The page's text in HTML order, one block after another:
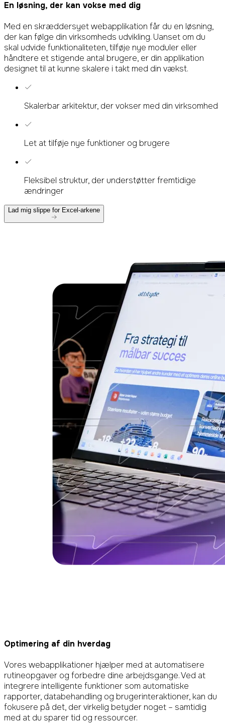
En løsning, der kan vokse med dig
Med en skræddersyet webapplikation får du en løsning,
der kan følge din virksomheds udvikling. Uanset om du
skal udvide funktionaliteten, tilføje nye moduler eller
håndtere et stigende antal brugere, er din applikation
designet til at kunne skalere i takt med din vækst.
Skalerbar arkitektur, der vokser med din virksomhed
Let at tilføje nye funktioner og brugere
Fleksibel struktur, der understøtter fremtidige
ændringer
Lad mig slippe for Excel-arkene
Optimering af din hverdag
Vores webapplikationer hjælper med at automatisere
rutineopgaver og forbedre dine arbejdsgange. Ved at
integrere intelligente funktioner som automatiske
rapporter, databehandling og brugerinteraktioner, kan du
fokusere på det, der virkelig betyder noget – samtidig
med at du sparer tid og ressourcer.